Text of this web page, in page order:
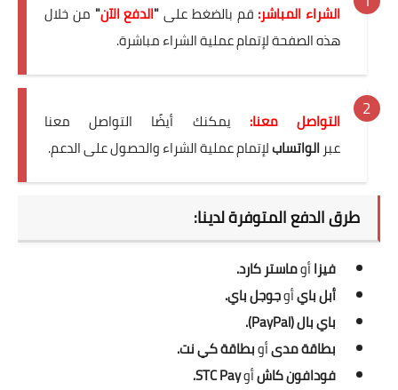
الشراء المباشر: قم بالضغط على"الدفع الآن" من خلال
هذه الصفحة لإتمام عملية الشراء مباشرة.
التواصل معنا:
يمكنك أيضًا التواصل معنا
عبرالواتسابلإتمام عملية الشراء والحصول على الدعم.
طرق الدفع المتوفرة لدينا:
فيزاأوماستر كارد.
أبل بايأوجوجل باي.
باي بال (PayPal).
بطاقة مدىأوبطاقة كي نت.
فودافون كاشأوSTC Pay.